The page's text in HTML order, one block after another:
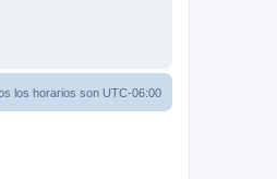
los horarios son UTC-06:00